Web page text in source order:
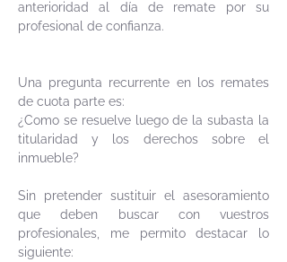
anterioridad al día de remate por su
profesional de confianza.
Una pregunta recurrente en los remates
de cuota parte es:
¿Como se resuelve luego de la subasta la
titularidad y los derechos sobre el
inmueble?
Sin pretender sustituir el asesoramiento
que deben buscar con vuestros
profesionales, me permito destacar lo
siguiente: